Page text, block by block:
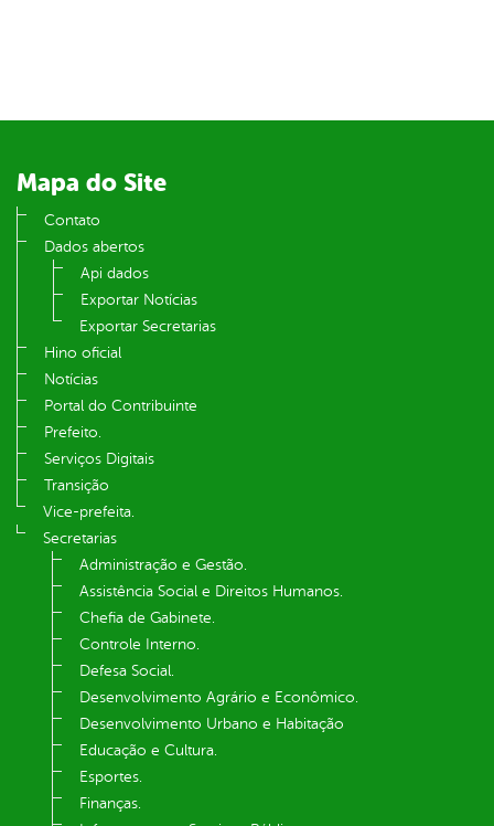
Mapa do Site
Contato
Dados abertos
Api dados
Exportar Notícias
Exportar Secretarias
Hino oficial
Notícias
Portal do Contribuinte
Prefeito.
Serviços Digitais
Transição
Vice-prefeita.
Secretarias
Administração e Gestão.
Assistência Social e Direitos Humanos.
Chefia de Gabinete.
Controle Interno.
Defesa Social.
Desenvolvimento Agrário e Econômico.
Desenvolvimento Urbano e Habitação
Educação e Cultura.
Esportes.
Finanças.